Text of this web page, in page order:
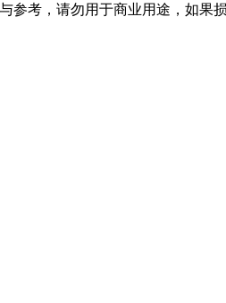
考，请勿用于商业用途，如果